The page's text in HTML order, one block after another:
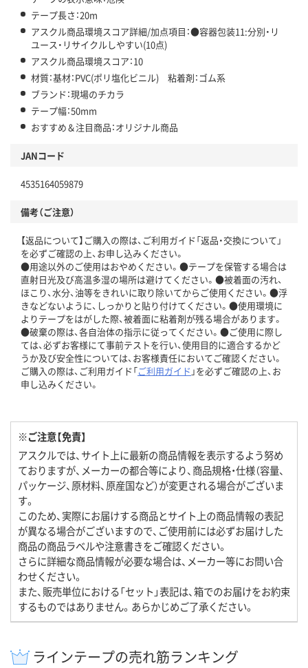
テープ長さ：20m
アスクル商品環境スコア詳細/加点項目：●容器包装11:分別・リ
ユース・リサイクルしやすい(10点)
アスクル商品環境スコア：10
材質：基材：PVC(ポリ塩化ビニル) 粘着剤：ゴム系
ブランド：現場のチカラ
テープ幅：50mm
おすすめ＆注目商品：オリジナル商品
JANコード
4535164059879
備考（ご注意）
【返品について】ご購入の際は、ご利用ガイド「返品・交換について」
を必ずご確認の上、お申し込みください。
●用途以外のご使用はおやめください。●テープを保管する場合は
直射日光及び高温多湿の場所は避けてください。●被着面の汚れ、
ほこり、水分、油等をきれいに取り除いてからご使用ください。●浮
きなどないように、しっかりと貼り付けてください。●使用環境に
よりテープをはがした際、被着面に粘着剤が残る場合があります。
●破棄の際は、各自治体の指示に従ってください。●ご使用に際し
ては、必ずお客様にて事前テストを行い、使用目的に適合するかど
うか及び安全性については、お客様責任においてご確認ください。
ご購入の際は、ご利用ガイド「ご利用ガイド 」を必ずご確認の上、お
申し込みください。
※ご注意【免責】
アスクルでは、サイト上に最新の商品情報を表示するよう努め
ておりますが、メーカーの都合等により、商品規格・仕様（容量、
パッケージ、原材料、原産国など）が変更される場合がございま
す。
このため、実際にお届けする商品とサイト上の商品情報の表記
が異なる場合がございますので、ご使用前には必ずお届けした
商品の商品ラベルや注意書きをご確認ください。
さらに詳細な商品情報が必要な場合は、メーカー等にお問い合
わせください。
また、販売単位における「セット」表記は、箱でのお届けをお約束
するものではありません。あらかじめご了承ください。
ラインテープの売れ筋ランキング